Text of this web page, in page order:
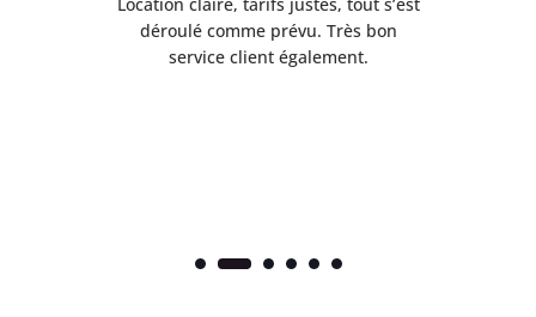
déroulé comme prévu. Très bon
service client également.